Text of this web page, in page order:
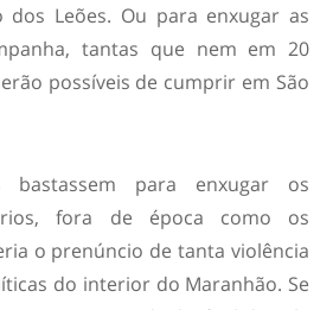
dos Leões. Ou para enxugar as
tantas que nem em 20
possíveis de cumprir em São
bastassem para enxugar os
fora de época como os
o prenúncio de tanta violência
do interior do Maranhão. Se